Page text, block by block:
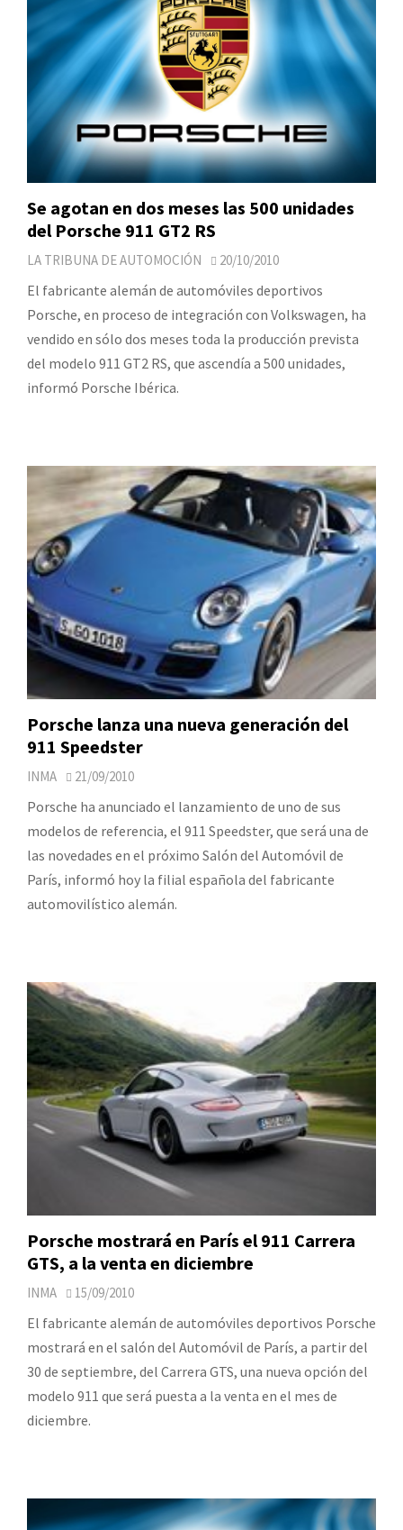
Se agotan en dos meses las 500 unidades
del Porsche 911 GT2 RS
LA TRIBUNA DE AUTOMOCIÓN 20/10/2010
El fabricante alemán de automóviles deportivos
Porsche, en proceso de integración con Volkswagen, ha
vendido en sólo dos meses toda la producción prevista
del modelo 911 GT2 RS, que ascendía a 500 unidades,
informó Porsche Ibérica.
Porsche lanza una nueva generación del
911 Speedster
INMA 21/09/2010
Porsche ha anunciado el lanzamiento de uno de sus
modelos de referencia, el 911 Speedster, que será una de
las novedades en el próximo Salón del Automóvil de
París, informó hoy la filial española del fabricante
automovilístico alemán.
Porsche mostrará en París el 911 Carrera
GTS, a la venta en diciembre
INMA 15/09/2010
El fabricante alemán de automóviles deportivos Porsche
mostrará en el salón del Automóvil de París, a partir del
30 de septiembre, del Carrera GTS, una nueva opción del
modelo 911 que será puesta a la venta en el mes de
diciembre.